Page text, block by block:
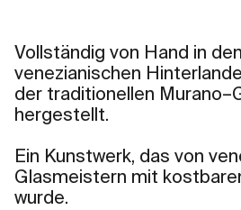
Vollständig von Hand in
venezianischen
der traditionellen
hergestellt.
Ein Kunstwerk, das von
Glasmeistern mit
wurde.